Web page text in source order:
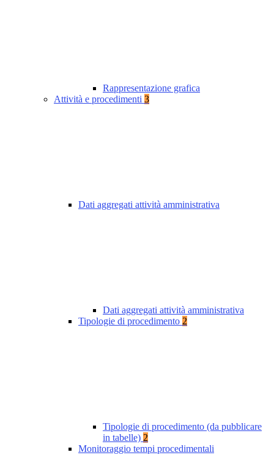
Rappresentazione grafica
Attività e procedimenti 3
Dati aggregati attività amministrativa
Dati aggregati attività amministrativa
Tipologie di procedimento 2
Tipologie di procedimento (da pubblicare
in tabelle) 2
Monitoraggio tempi procedimentali